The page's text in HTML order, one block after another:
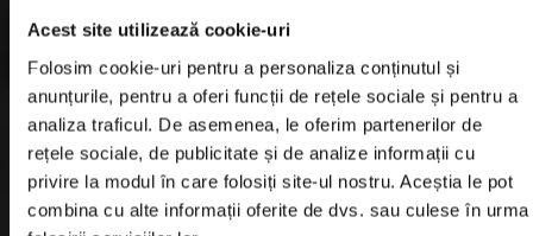
Acest site utilizează cookie-uri
Folosim cookie-uri pentru a personaliza conținutul și
anunțurile, pentru a oferi funcții de rețele sociale și pentru a
analiza traficul. De asemenea, le oferim partenerilor de
rețele sociale, de publicitate și de analize informații cu
privire la modul în care folosiți site-ul nostru. Aceștia le pot
combina cu alte informații oferite de dvs. sau culese în urma
Informatii utile
Informatii Livrare
Garantie si Retur